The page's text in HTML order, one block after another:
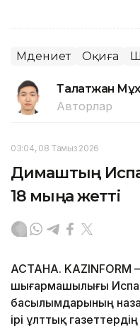
Мәдениет Оқиға
Талғатжан
Авторлар
03:04, 08 Тамыз 2026
Димаштың
18 мыңға жетті
АСТАНА. KAZINFORM
шығармашылығы
басылымдарының
ірі ұлттық